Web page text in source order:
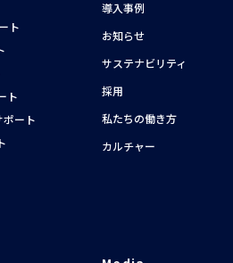
ト
ト
ート
導入事例
お知らせ
サステナビリティ
採用
私たちの働き方
カルチャー